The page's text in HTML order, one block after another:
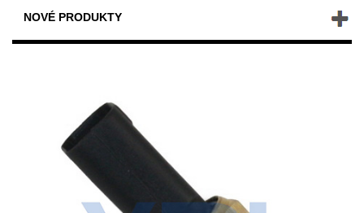
NOVÉ PRODUKTY